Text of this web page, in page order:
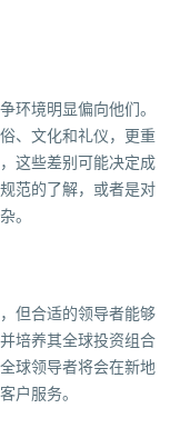
环境明显偏向他们。
、文化和礼仪，更重
这些差别可能决定成
范的了解，或者是对
。
但合适的领导者能够
培养其全球投资组合
球领导者将会在新地
户服务。